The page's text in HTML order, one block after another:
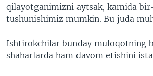
qilayotganimizni aytsak, kamida
tushunishimiz mumkin. Bu juda
Ishtirokchilar bunday muloqotning
shaharlarda ham davom etishini